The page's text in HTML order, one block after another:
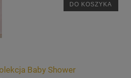
DO KOSZYKA
Baby Shower